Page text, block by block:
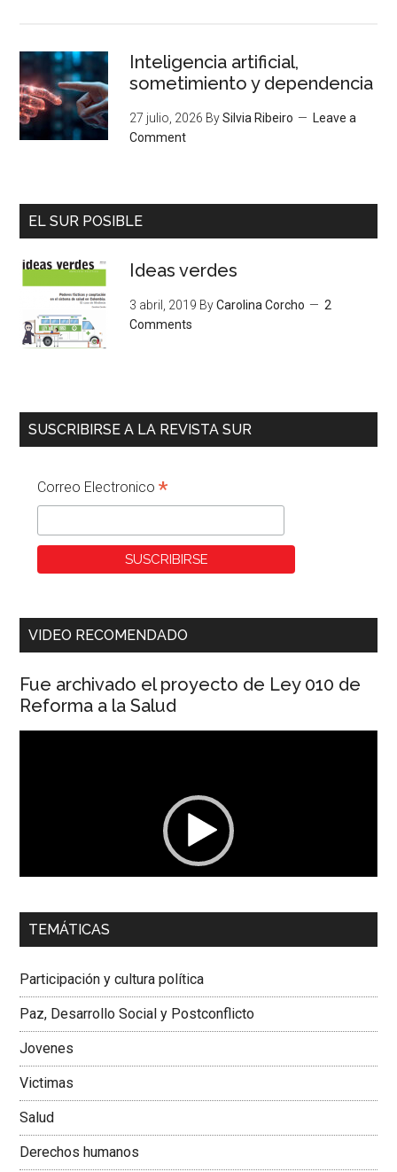
Inteligencia artificial,
sometimiento y dependencia
27 julio, 2026 BySilvia Ribeiro
Leave a
Comment
EL SUR POSIBLE
Ideas verdes
3 abril, 2019 ByCarolina Corcho
2
Comments
SUSCRIBIRSE A LA REVISTA SUR
Correo Electronico*
VIDEO RECOMENDADO
Fue archivado el proyecto de Ley 010 de
Reforma a la Salud
00:00 01:04
Dra. Carolina Corcho Mejía,Presidenta Corporación
Colombiana
TEMÁTICAS
Participación y cultura política
Paz, Desarrollo Social y Postconflicto
Jovenes
Victimas
Salud
Derechos humanos